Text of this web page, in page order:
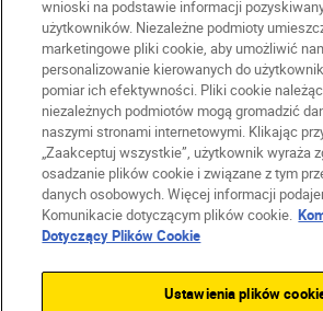
Skontaktuj się z nami
Oświadczenie dotyczące prywatności
Warunki użytkowania
Warunki korzystania z Nikon Store
Komunikat dotyczący plików cookie
Ustawienia plików cookie
© 2026 Nikon
wnioski na podstawie informacji
użytkowników. Niezależne podmioty
marketingowe pliki cookie, aby umożliwić
personalizowanie kierowanych do
pomiar ich efektywności. Pliki cookie
niezależnych podmiotów mogą gromadzić
naszymi stronami internetowymi. Klikając
„Zaakceptuj wszystkie”, użytkownik wyraża
osadzanie plików cookie i związane z tym
danych osobowych. Więcej informacji
Komunikacie dotyczącym plików cookie.
Dotyczący Plików Cookie
Ustawienia plików